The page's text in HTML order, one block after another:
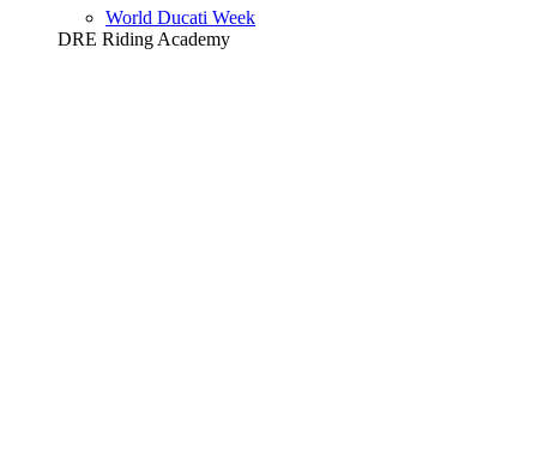
World Ducati Week
DRE Riding Academy